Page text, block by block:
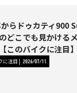
らドゥカティ900
どこでも見かける
このバイクに注目】
に注目 2026/07/11